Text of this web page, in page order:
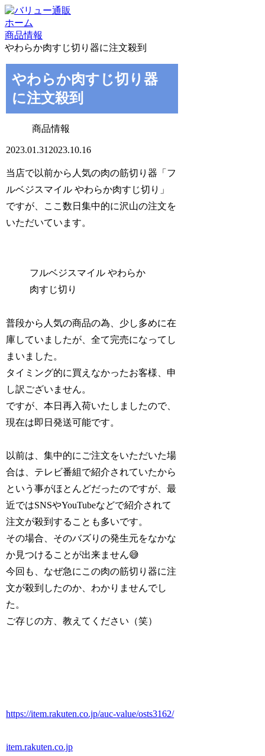
ホーム
商品情報
やわらか肉すじ切り器に注文殺到
やわらか肉すじ切り器
に注文殺到
商品情報
2023.01.31 2023.10.16
当店で以前から人気の肉の筋切り器「フ
ルベジスマイル やわらか肉すじ切り」
ですが、ここ数日集中的に沢山の注文を
いただいています。
フルベジスマイル やわらか
肉すじ切り
普段から人気の商品の為、少し多めに在
庫していましたが、全て完売になってし
まいました。
タイミング的に買えなかったお客様、申
し訳ございません。
ですが、本日再入荷いたしましたので、
現在は即日発送可能です。
以前は、集中的にご注文をいただいた場
合は、テレビ番組で紹介されていたから
という事がほとんどだったのですが、最
近ではSNSやYouTubeなどで紹介されて
注文が殺到することも多いです。
その場合、そのバズりの発生元をなかな
か見つけることが出来ません😅
今回も、なぜ急にこの肉の筋切り器に注
文が殺到したのか、わかりませんでし
た。
ご存じの方、教えてください（笑）
https://item.rakuten.co.jp/auc-value/osts3162/
item.rakuten.co.jp